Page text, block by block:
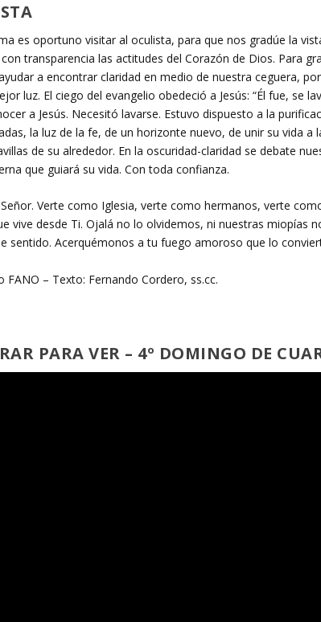
es oportuno visitar al oculista, para que nos gradúe la
transparencia las actitudes del Corazón de Dios. Para
a encontrar claridad en medio de nuestra ceguera,
luz. El ciego del evangelio obedeció a Jesús: “Él fue, se
a Jesús. Necesitó lavarse. Estuvo dispuesto a la
la luz de la fe, de un horizonte nuevo, de unir su vida a
de su alrededor. En la oscuridad-claridad se debate
que guiará su vida. Con toda confianza.
Verte como Iglesia, verte como hermanos, verte
vive desde Ti. Ojalá no lo olvidemos, ni nuestras miopías
sentido. Acerquémonos a tu fuego amoroso que lo
FANO – Texto: Fernando Cordero, ss.cc.
PARA VER – 4º DOMINGO DE